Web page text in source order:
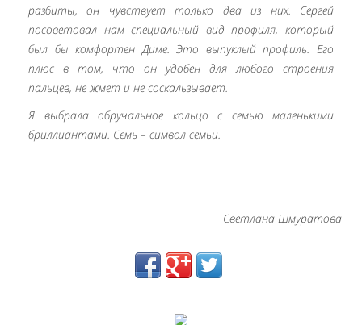
разбиты, он чувствует только два из них. Сергей
посоветовал нам специальный вид профиля, который
был бы комфортен Диме. Это выпуклый профиль. Его
плюс в том, что он удобен для любого строения
пальцев, не жмет и не соскальзывает.
Я выбрала обручальное кольцо с семью маленькими
бриллиантами. Семь – символ семьи.
Светлана Шмуратова